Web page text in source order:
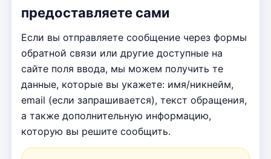
предоставляете сами
Если вы отправляете сообщение через формы
обратной связи или другие доступные на
сайте поля ввода, мы можем получить те
данные, которые вы укажете: имя/никнейм,
email (если запрашивается), текст обращения,
а также дополнительную информацию,
которую вы решите сообщить.